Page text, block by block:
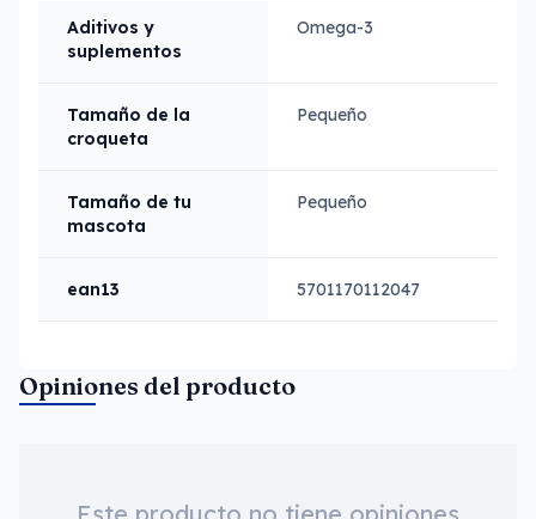
Aditivos y
suplementos
Omega-3
Tamaño de la
croqueta
Pequeño
Tamaño de tu
mascota
Pequeño
ean13 5701170112047
Opiniones del producto